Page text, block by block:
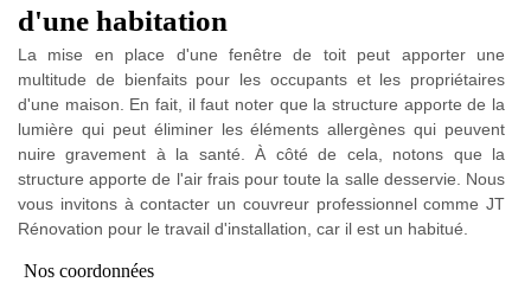
d'une habitation
La mise en place d'une fenêtre de toit peut apporter une
multitude de bienfaits pour les occupants et les propriétaires
d'une maison. En fait, il faut noter que la structure apporte de la
lumière qui peut éliminer les éléments allergènes qui peuvent
nuire gravement à la santé. À côté de cela, notons que la
structure apporte de l'air frais pour toute la salle desservie. Nous
vous invitons à contacter un couvreur professionnel comme JT
Rénovation pour le travail d'installation, car il est un habitué.
Nos coordonnées